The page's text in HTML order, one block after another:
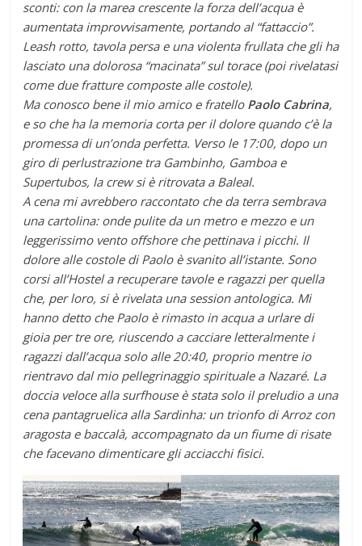
sconti: con la marea crescente la forza dell’acqua è
aumentata improvvisamente, portando al “fattaccio”.
Leash rotto, tavola persa e una violenta frullata che gli ha
lasciato una dolorosa “macinata” sul torace (poi rivelatasi
come due fratture composte alle costole).
Ma conosco bene il mio amico e fratello Paolo Cabrina,
e so che ha la memoria corta per il dolore quando c’è la
promessa di un’onda perfetta. Verso le 17:00, dopo un
giro di perlustrazione tra Gambinho, Gamboa e
Supertubos, la crew si è ritrovata a Baleal.
A cena mi avrebbero raccontato che da terra sembrava
una cartolina: onde pulite da un metro e mezzo e un
leggerissimo vento offshore che pettinava i picchi. Il
dolore alle costole di Paolo è svanito all’istante. Sono
corsi all’Hostel a recuperare tavole e ragazzi per quella
che, per loro, si è rivelata una session antologica. Mi
hanno detto che Paolo è rimasto in acqua a urlare di
gioia per tre ore, riuscendo a cacciare letteralmente i
ragazzi dall’acqua solo alle 20:40, proprio mentre io
rientravo dal mio pellegrinaggio spirituale a Nazaré. La
doccia veloce alla surfhouse è stata solo il preludio a una
cena pantagruelica alla Sardinha: un trionfo di Arroz con
aragosta e baccalà, accompagnato da un fiume di risate
che facevano dimenticare gli acciacchi fisici.